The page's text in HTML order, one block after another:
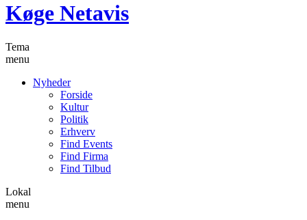
Køge Netavis
Tema
menu
Nyheder
Forside
Kultur
Politik
Erhverv
Find Events
Find Firma
Find Tilbud
Lokal
menu